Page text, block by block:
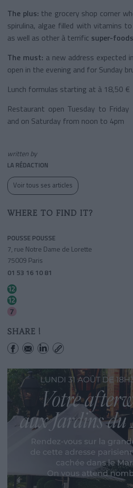
The plus: the grocery shop corner
spirulina, algae filled with vitamins
as well as other à terrific super-foods
The must: a new address expected
open in the evening and for Sunday
Lunch formulas starting at à 18,50 €
Restaurant open Tuesday to
and on Saturday from noon to 4pm
written by
LA RÉDACTION
Voir tous ses articles
WHERE TO FIND IT?
POUSSE POUSSE
7, rue Notre Dame de Lorette
75009 Paris
01 53 16 10 81
SHARE !